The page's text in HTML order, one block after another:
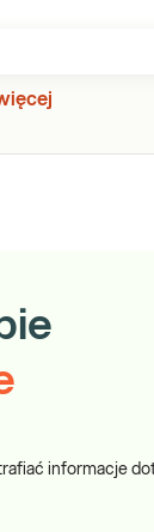
informacje